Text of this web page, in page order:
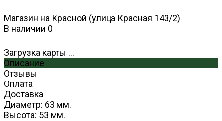
Магазин на Красной (улица Красная 143/2)
В наличии 0
Загрузка карты ...
Описание
Отзывы
Оплата
Доставка
Диаметр: 63 мм.
Высота: 53 мм.